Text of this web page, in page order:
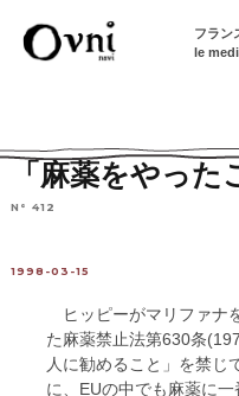
フラン
le
「麻薬をやった
N° 412
1998-03-15
ヒッピーがマリファナ
た麻薬禁止法第630条
人に勧めること」を禁じ
に、EUの中でも麻薬に